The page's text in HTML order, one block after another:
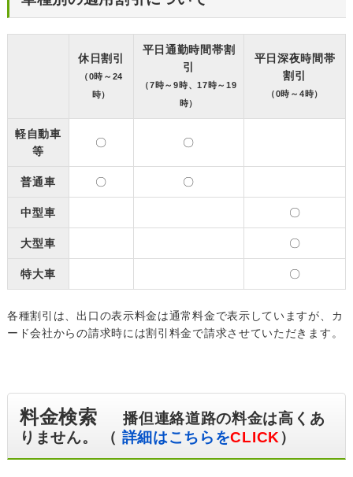
休日割引
（0時～24
時）
平日通勤時間帯割
引
（7時～9時、17時～19
時）
平日深夜時間帯
割引
（0時～4時）
軽自動車
等
〇 〇
普通車 〇 〇
中型車 〇
大型車 〇
特大車 〇
各種割引は、出口の表示料金は通常料金で表示していますが、カ
ード会社からの請求時には割引料金で請求させていただきます。
料金検索播但連絡道路の料金は高くあ
りません。 （ 詳細はこちらをCLICK ）